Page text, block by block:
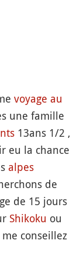
voyage au
une famille
13ans 1/2 ,
eu la chance
alpes
de
de 15 jours
Shikoku ou
conseillez